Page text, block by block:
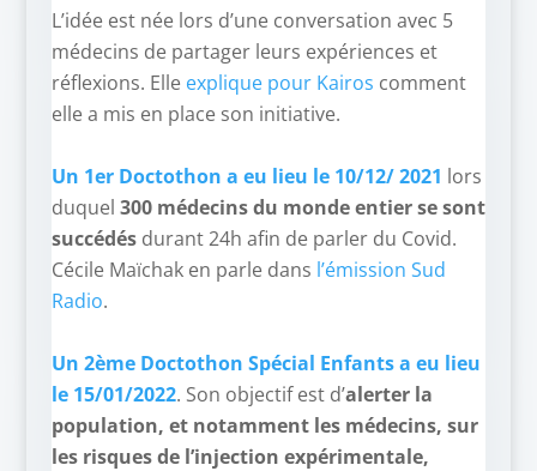
L’idée est née lors d’une conversation avec 5
médecins de partager leurs expériences et
réflexions. Elle explique pour Kairos comment
elle a mis en place son initiative.
Un 1er Doctothon a eu lieu le 10/12/ 2021 lors
duquel 300 médecins du monde entier se sont
succédésdurant 24h afin de parler du Covid.
Cécile Maïchak en parle dans l’émission Sud
Radio.
Un 2ème Doctothon Spécial Enfants a eu lieu
le 15/01/2022. Son objectif est d’alerter la
population, et notamment les médecins, sur
les risques de l’injection expérimentale,